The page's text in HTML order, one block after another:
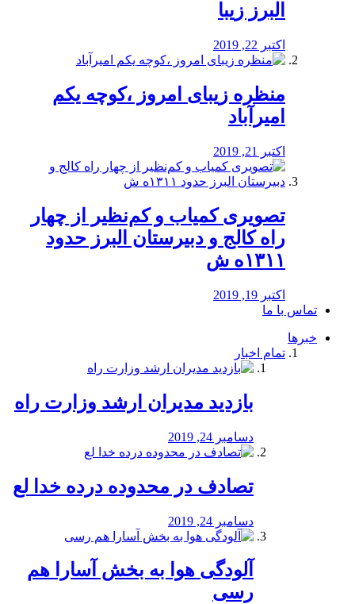
البرز زیبا
اکتبر 22, 2019
منظره‌‌ زیبای امروز ،کوچه یکم
امیرآباد
اکتبر 21, 2019
️تصویری کمیاب و کم‌نظیر از چهار
راه كالج و دبيرستان البرز حدود
۱۳۱۱ه ش
اکتبر 19, 2019
تماس با ما
خبرها
تمام اخبار
بازدید مدیران ارشد وزارت راه
دسامبر 24, 2019
تصادف در محدوده درده خدا لع
دسامبر 24, 2019
آلودگی هوا به بخش آسارا هم
رسی